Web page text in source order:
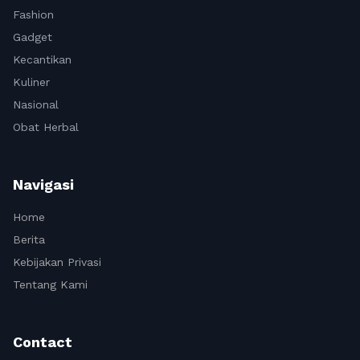
Fashion
Gadget
Kecantikan
Kuliner
Nasional
Obat Herbal
Navigasi
Home
Berita
Kebijakan Privasi
Tentang Kami
Contact